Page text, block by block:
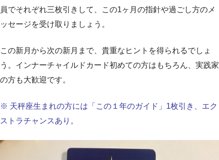
員でそれぞれ三枚引きして、この1ヶ月の指針や過ごし方のメ
ッセージを受け取りましょう。
この新月から次の新月まで、貴重なヒントを得られるでしょ
う。インナーチャイルドカード初めての方はもちろん、実践家
の方も大歓迎です。
※ 天秤座生まれの方には「この１年のガイド」1枚引き、エク
ストラチャンスあり。